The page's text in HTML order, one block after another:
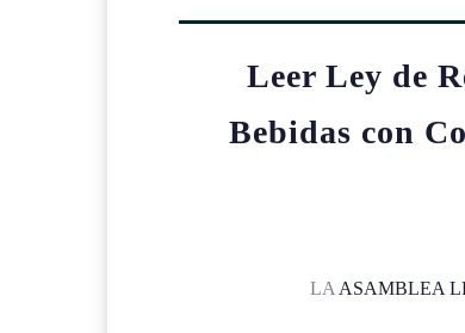
Leer Ley de
Bebidas con
LA ASAMBLEA